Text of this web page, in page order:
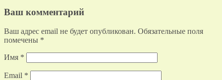
Ваш комментарий
Ваш адрес email не будет опубликован. Обязательные поля
помечены *
Имя *
Email *